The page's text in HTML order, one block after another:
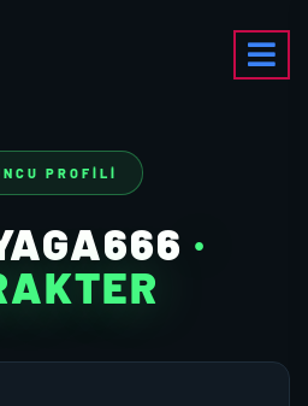
PROFILI
·